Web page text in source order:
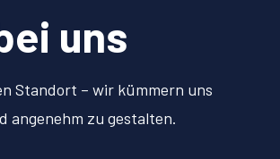
uns
Standort – wir kümmern uns
angenehm zu gestalten.